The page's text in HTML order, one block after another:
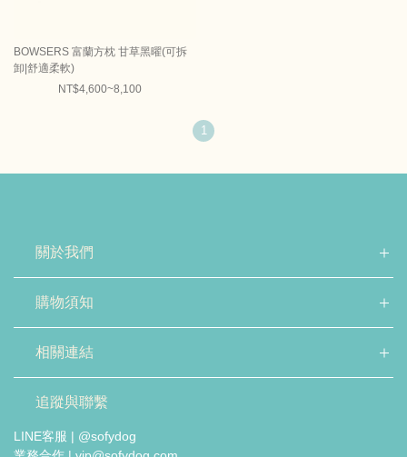
BOWSERS 富蘭方枕 甘草黑曜(可拆
卸|舒適柔軟)
NT$4,600~8,100
1
關於我們
購物須知
相關連結
追蹤與聯繫
LINE客服 | @sofydog